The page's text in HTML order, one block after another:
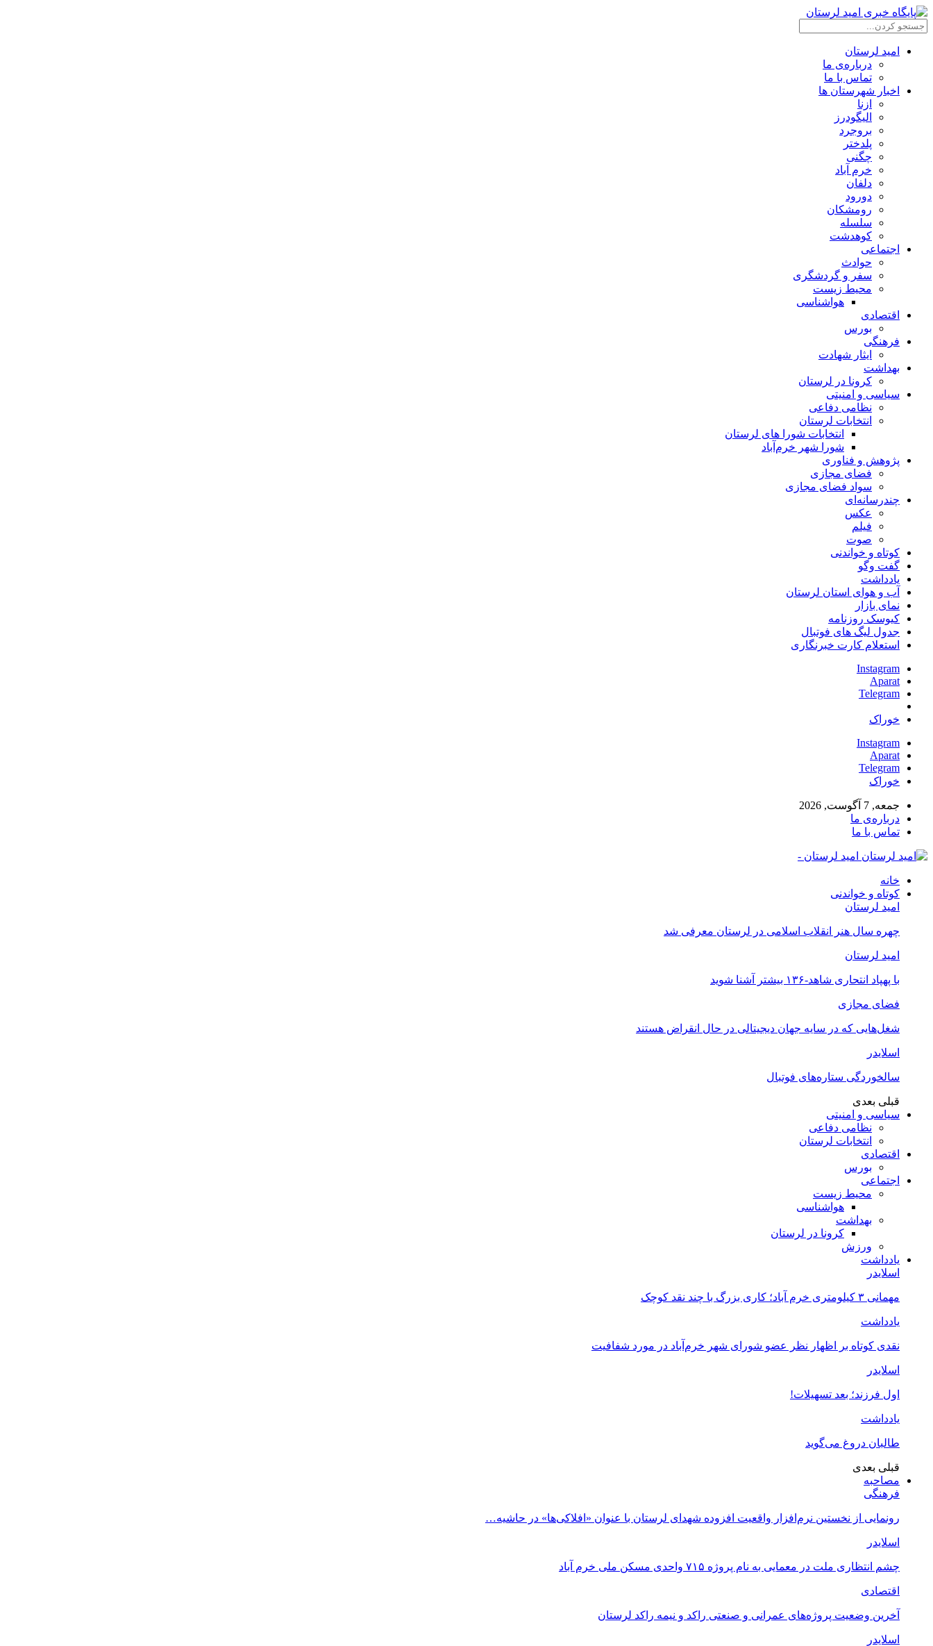
امید لرستان
درباره‌ی ما
تماس با ما
اخبار شهرستان ها
ازنا
الیگودرز
بروجرد
پلدختر
چگنی
خرم آباد
دلفان
دورود
رومشکان
سلسله
کوهدشت
اجتماعی
حوادث
سفر و گردشگری
محیط زیست
هواشناسی
اقتصادی
بورس
فرهنگی
ایثار شهادت
بهداشت
کرونا در لرستان
سیاسی و امنیتی
نظامی دفاعی
انتخابات لرستان
انتخابات شورا های لرستان
شورا شهر خرم‌آباد
پژوهش و فناوری
فضای مجازی
سواد فضای مجازی
چندرسانه‌ای
عكس
فیلم
صوت
کوتاه و خواندنی
گفت وگو
یادداشت
آب و هوای استان لرستان
نمای بازار
کیوسک روزنامه
جدول لیگ های فوتبال
استعلام کارت خبرنگاری
Instagram
Aparat
Telegram
خوراک
Instagram
Aparat
Telegram
خوراک
جمعه, 7 آگوست, 2026
درباره‌ی ما
تماس با ما
امید لرستان -
خانه
کوتاه و خواندنی
امید لرستان
چهره سال هنر انقلاب اسلامی در لرستان معرفی شد
امید لرستان
با پهپاد انتحاری شاهد-۱۳۶ بیشتر آشنا شوید
فضای مجازی
شغل‌‌هایی که در سایه جهان دیجیتالی در حال انقراض هستند
اسلایدر
سالخوردگی ستاره‌های فوتبال
قبلی بعدی
سیاسی و امنیتی
نظامی دفاعی
انتخابات لرستان
اقتصادی
بورس
اجتماعی
محیط زیست
هواشناسی
بهداشت
کرونا در لرستان
ورزش
یادداشت
اسلایدر
مهمانی ۳ کیلومتری خرم آباد؛ کاری بزرگ با چند نقد کوچک
یادداشت
نقدی کوتاه بر اظهار نظر عضو شورای شهر خرم‌آباد در مورد شفافیت
اسلایدر
اول فرزند؛ بعد تسهیلات!
یادداشت
طالبان دروغ می‌گوید
قبلی بعدی
مصاحبه
فرهنگی
رونمایی از نخستین نرم‌افزار واقعیت افزوده شهدای لرستان با عنوان «افلاکی‌ها» در حاشیه…
اسلایدر
چشم انتظاری ملت در معمایی به نام پروژه ۷۱۵ واحدی مسکن ملی خرم آباد
اقتصادی
آخرین وضعیت پروژه‌های عمرانی و صنعتی راکد و نیمه راکد لرستان
اسلایدر